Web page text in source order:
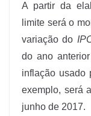
A partir da
limite será o
variação do
do ano
inflação usado
exemplo, será
junho de 2017.